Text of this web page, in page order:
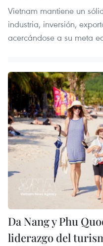
Vietnam mantiene un
industria, inversión,
acercándose a su meta
Da Nang y Phu
liderazgo del